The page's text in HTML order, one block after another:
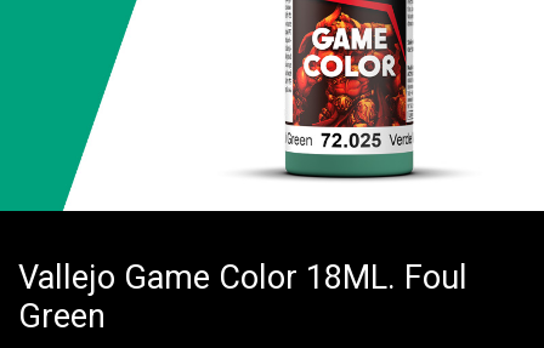
Vallejo Game Color 18ML. Foul
Green